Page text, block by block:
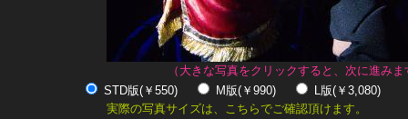
（大きな写真をクリックすると、次に進みま
STD版(￥550)
M版(￥990)
L版(￥3,080)
実際の写真サイズは、こちらでご確認頂けます。